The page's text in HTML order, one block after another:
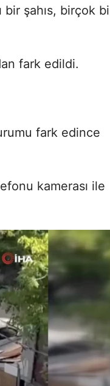
bir şahıs, birçok
fark edildi.
fark edince
kamerası ile